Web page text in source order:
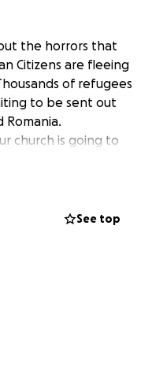
the horrors that
Citizens are fleeing
of refugees
to be sent out
church is going to
taking care of
See top